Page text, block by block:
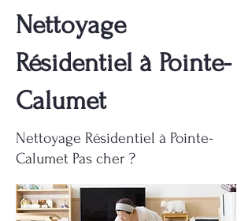
Nettoyage
Résidentiel à Pointe-
Calumet
Nettoyage Résidentiel à Pointe-
Calumet Pas cher ?